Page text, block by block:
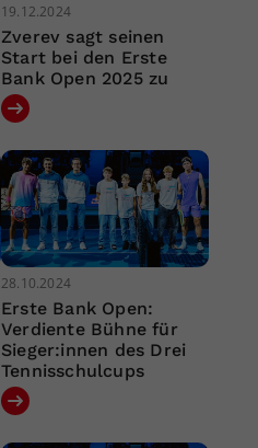
19.12.2024
Zverev sagt seinen
Start bei den Erste
Bank Open 2025 zu
28.10.2024
Erste Bank Open:
Verdiente Bühne für
Sieger:innen des Drei
Tennisschulcups